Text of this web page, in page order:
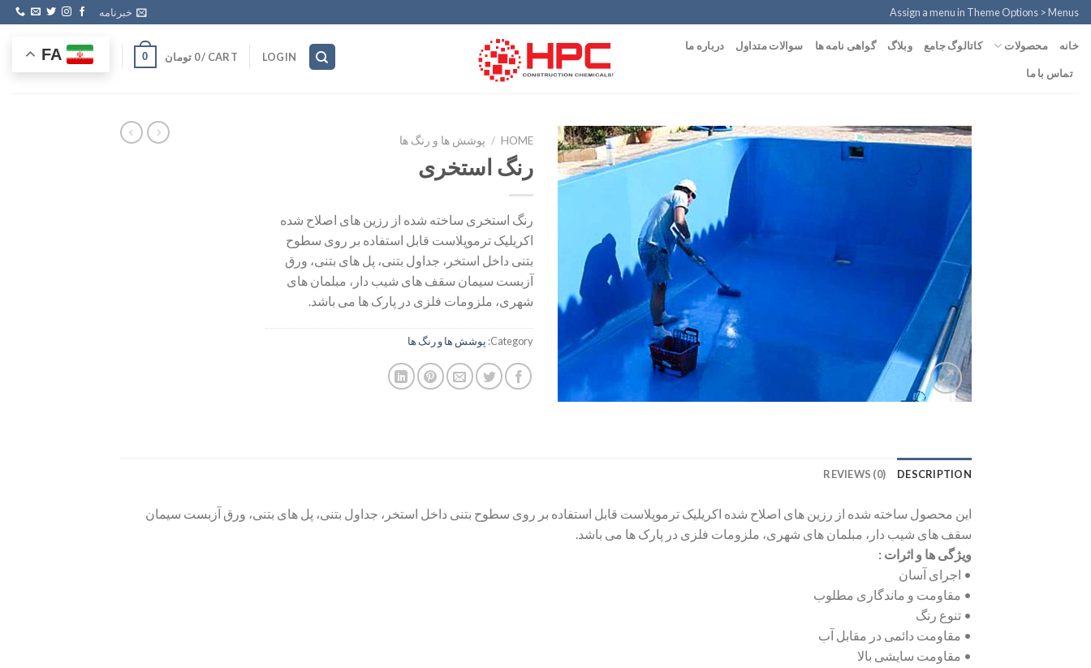
Skip
to
content
Assign a menu in Theme Options > Menus خبرنامه
خانه محصولات کاتالوگ جامع وبلاگ گواهی نامه ها سوالات متداول درباره ما
تماس با ما
LOGIN
CART /
0 تومان 0
FA
افزودن
HOME
/ پوشش ها و رنگ ها
رنگ استخری
رنگ استخری ساخته شده از رزین های اصلاح شده
اکریلیک ترموپلاست قابل استفاده بر روی سطوح
بتنی داخل استخر، جداول بتنی، پل های بتنی، ورق
آزبست سیمان سقف های شیب دار، مبلمان های
شهری، ملزومات فلزی در پارک ها می باشد.
Category: پوشش ها و رنگ ها
DESCRIPTION
REVIEWS (0)
این محصول ساخته شده از رزین های اصلاح شده اکریلیک ترموپلاست قابل استفاده بر روی سطوح بتنی داخل استخر، جداول بتنی، پل های بتنی، ورق آزبست سیمان
سقف های شیب دار، مبلمان های شهری، ملزومات فلزی در پارک ها می باشد.
ویژگی ها و اثرات :
• اجرای آسان
• مقاومت و ماندگاری مطلوب
• تنوع رنگ
• مقاومت دائمی در مقابل آب
• مقاومت سایشی بالا